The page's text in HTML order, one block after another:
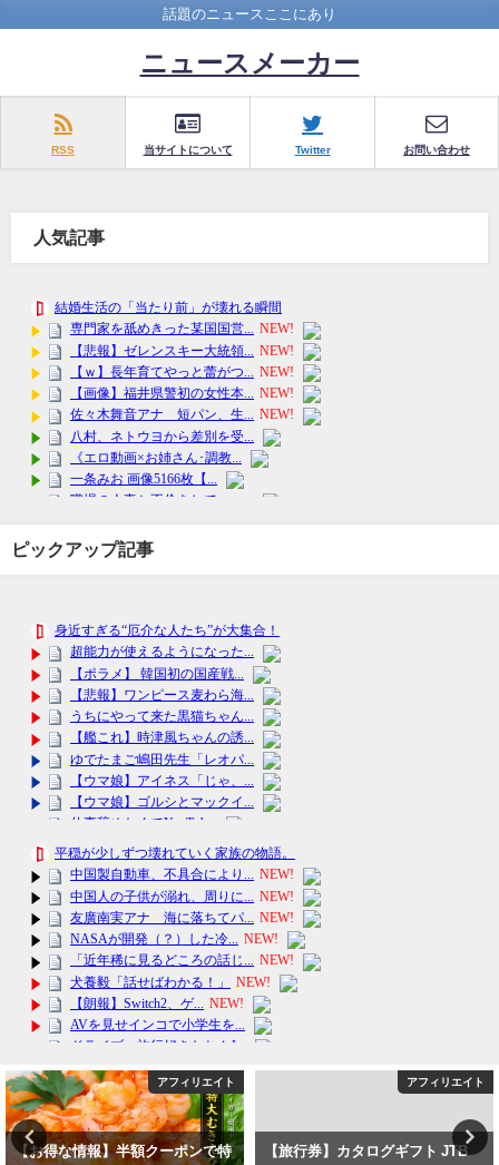
話題のニュースここにあり
ニュースメーカー
RSS 当サイトについて Twitter お問い合わせ
人気記事
ピックアップ記事
アフィリエイト
【お得な情報】半額クーポンで特
アフィリエイト
【旅行券】カタログギフト JTB